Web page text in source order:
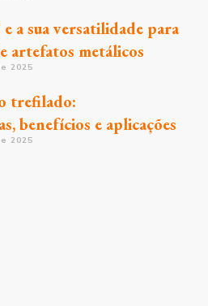
a sua versatilidade para
artefatos metálicos
2025
trefilado:
benefícios e aplicações
2025